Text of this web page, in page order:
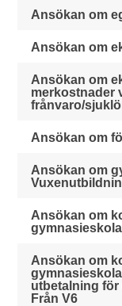
Ansökan om
Ansökan om
Ansökan om
merkostnader
frånvaro/
Ansökan om
Ansökan om
Ansökan om
Ansökan om
utbetalning för
Från V6